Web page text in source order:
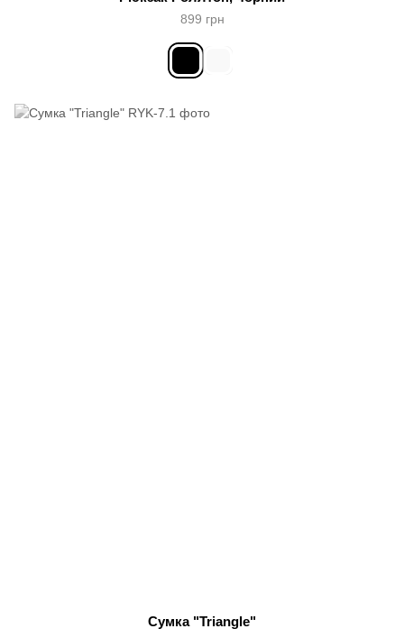
899 грн
Сумка "Triangle"